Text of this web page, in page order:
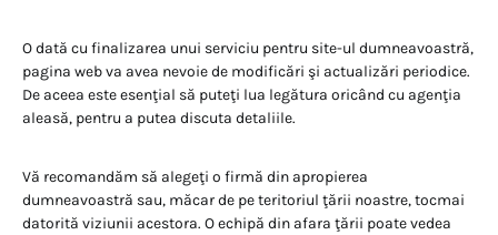
O dată cu finalizarea unui serviciu pentru site-ul dumneavoastră,
pagina web va avea nevoie de modificări şi actualizări periodice.
De aceea este esenţial să puteţi lua legătura oricând cu agenţia
aleasă, pentru a putea discuta detaliile.
Vă recomandăm să alegeţi o firmă din apropierea
dumneavoastră sau, măcar de pe teritoriul ţării noastre, tocmai
datorită viziunii acestora. O echipă din afara ţării poate vedea